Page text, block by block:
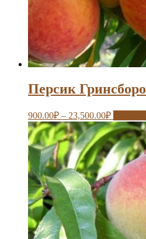
Персик Гринсборо
900.00₽ – 23,500.00₽